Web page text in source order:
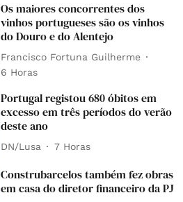
Os maiores concorrentes dos
vinhos portugueses são os vinhos
do Douro e do Alentejo
Francisco Fortuna Guilherme
6 Horas
Portugal registou 680 óbitos em
excesso em três períodos do verão
deste ano
DN/Lusa 7 Horas
Construbarcelos também fez obras
em casa do diretor financeiro da PJ